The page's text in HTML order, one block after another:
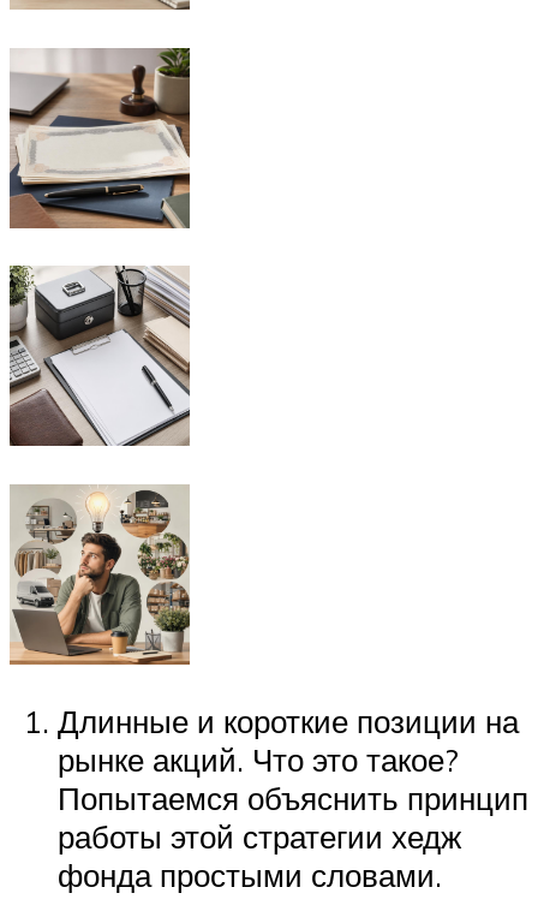
Длинные и короткие позиции на
рынке акций. Что это такое?
Попытаемся объяснить принцип
работы этой стратегии хедж
фонда простыми словами.